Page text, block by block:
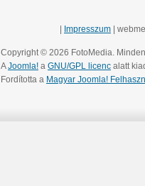
Impresszum |
Copyright © 2026 FotoMedia.
AJoomla! a GNU/GPL licenc alatt
Fordította a Magyar Joomla!